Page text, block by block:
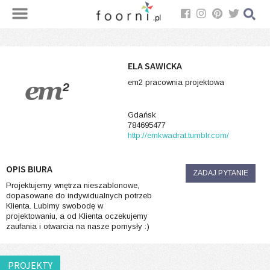
ELA SAWICKA
em2 pracownia projektowa
Gdańsk
784695477
http://emkwadrat.tumblr.com/
OPIS BIURA
Projektujemy wnętrza nieszablonowe,
dopasowane do indywidualnych potrzeb
Klienta. Lubimy swobodę w
projektowaniu, a od Klienta oczekujemy
zaufania i otwarcia na nasze pomysły :)
ZADAJ PYTANIE
PROJEKTY